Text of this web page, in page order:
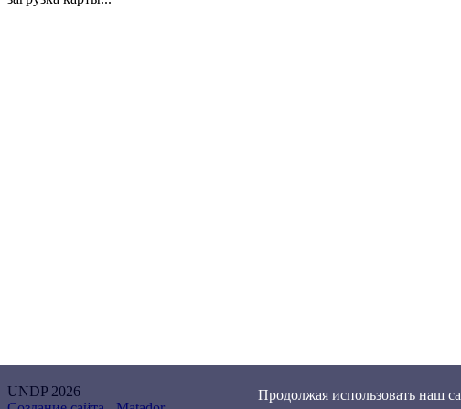
UNDP 2026
Продолжая использовать наш